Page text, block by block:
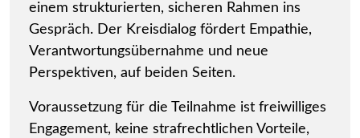
einem strukturierten, sicheren Rahmen ins
Gespräch. Der Kreisdialog fördert Empathie,
Verantwortungsübernahme und neue
Perspektiven, auf beiden Seiten.
Voraussetzung für die Teilnahme ist freiwilliges
Engagement, keine strafrechtlichen Vorteile,